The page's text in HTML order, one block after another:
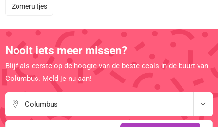
Zomeruitjes
Nooit iets meer missen?
Blijf als eerste op de hoogte van de beste deals in de buurt van
Columbus. Meld je nu aan!
Columbus